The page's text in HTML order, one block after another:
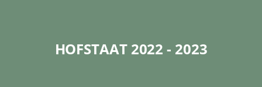
HOFSTAAT 2022 - 2023